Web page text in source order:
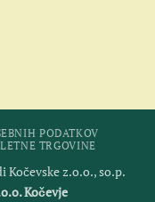
PODATKOV
TRGOVINE
Kočevske z.o.o., so.p.
Kočevje